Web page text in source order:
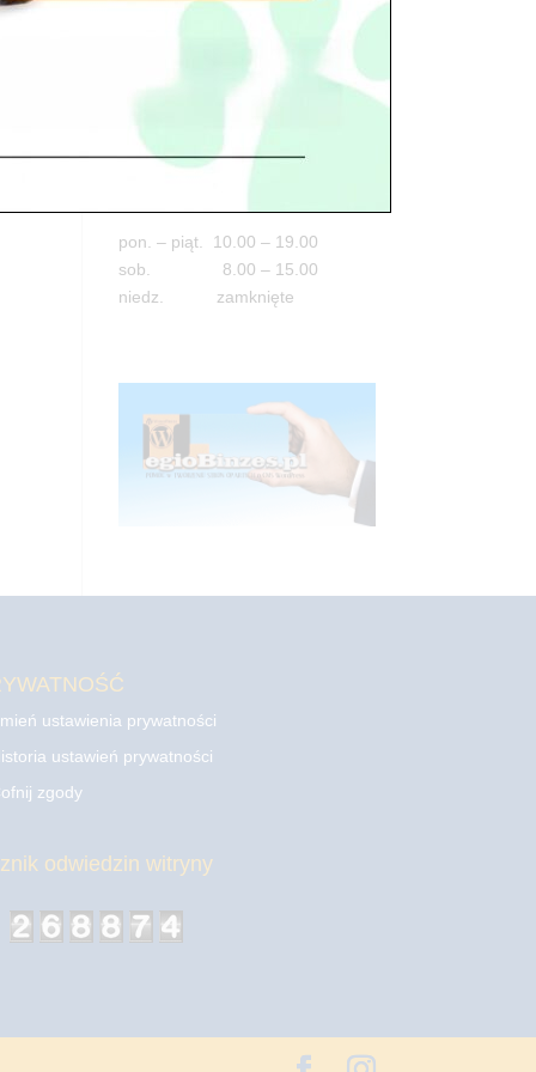
05-100 Nowy Dwór Mazowiecki
tel. 503 900 215
pon. – piąt. 10.00 – 19.00
sob. 8.00 – 15.00
niedz. zamknięte
ustawienia prywatności
ustawień prywatności
zgody
odwiedzin witryny